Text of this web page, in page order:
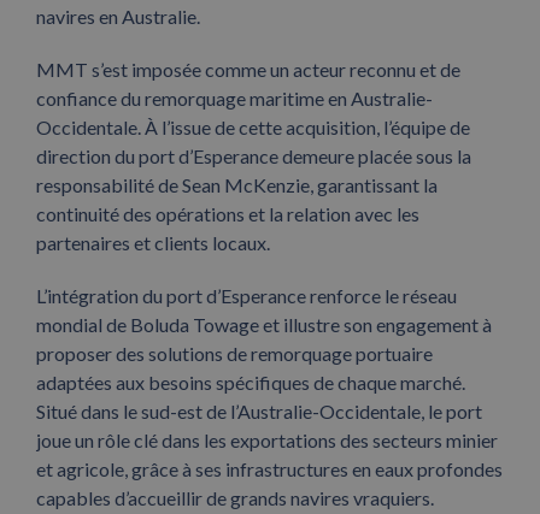
navires en Australie.
MMT s’est imposée comme un acteur reconnu et de
confiance du remorquage maritime en Australie-
Occidentale. À l’issue de cette acquisition, l’équipe de
direction du port d’Esperance demeure placée sous la
responsabilité de Sean McKenzie, garantissant la
continuité des opérations et la relation avec les
partenaires et clients locaux.
L’intégration du port d’Esperance renforce le réseau
mondial de Boluda Towage et illustre son engagement à
proposer des solutions de remorquage portuaire
adaptées aux besoins spécifiques de chaque marché.
Situé dans le sud-est de l’Australie-Occidentale, le port
joue un rôle clé dans les exportations des secteurs minier
et agricole, grâce à ses infrastructures en eaux profondes
capables d’accueillir de grands navires vraquiers.